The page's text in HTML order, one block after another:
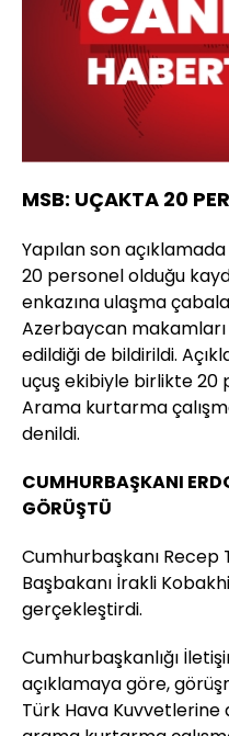
MSB: UÇAKTA 20
Yapılan son
20 personel olduğu
enkazına ulaşma
Azerbaycan
edildiği de bildirildi.
uçuş ekibiyle birlikte 20
Arama kurtarma
denildi.
CUMHURBAŞKANI
GÖRÜŞTÜ
Cumhurbaşkanı
Başbakanı İrakli
gerçekleştirdi.
Cumhurbaşkanlığı
açıklamaya göre,
Türk Hava Kuvvetlerine